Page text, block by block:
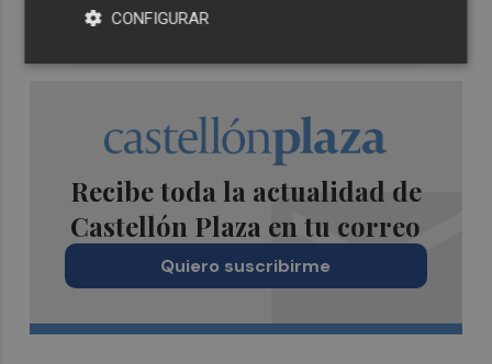
Recibe toda la actualidad de
Castellón Plaza en tu correo
Quiero suscribirme
CONFIGURAR